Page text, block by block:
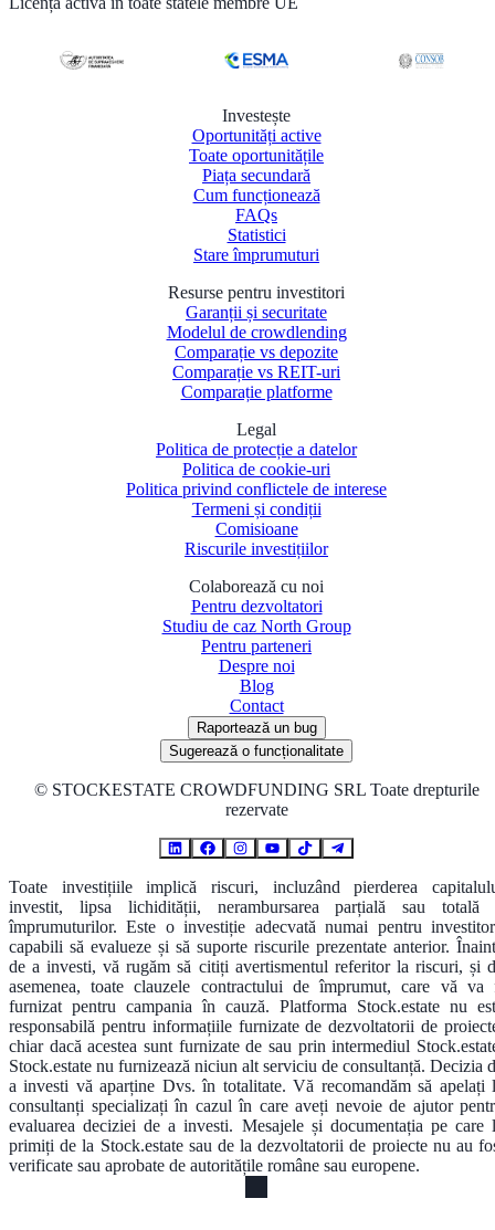
Investește
Oportunități active
Toate oportunitățile
Piața secundară
Cum funcționează
FAQs
Statistici
Stare împrumuturi
Resurse pentru investitori
Garanții și securitate
Modelul de crowdlending
Comparație vs depozite
Comparație vs REIT-uri
Comparație platforme
Legal
Politica de protecție a datelor
Politica de cookie-uri
Politica privind conflictele de interese
Termeni și condiții
Comisioane
Riscurile investițiilor
Colaborează cu noi
Pentru dezvoltatori
Studiu de caz North Group
Pentru parteneri
Despre noi
Blog
Contact
Raportează un bug
Sugerează o funcționalitate
© STOCKESTATE CROWDFUNDING SRL Toate drepturile
rezervate
Toate investițiile implică riscuri, incluzând pierderea
investit, lipsa lichidității, nerambursarea parțială sau totală
împrumuturilor. Este o investiție adecvată numai pentru
capabili să evalueze și să suporte riscurile prezentate anterior.
de a investi, vă rugăm să citiți avertismentul referitor la riscuri, și
asemenea, toate clauzele contractului de împrumut, care vă va
furnizat pentru campania în cauză. Platforma Stock.estate nu
responsabilă pentru informațiile furnizate de dezvoltatorii de
chiar dacă acestea sunt furnizate de sau prin intermediul
Stock.estate nu furnizează niciun alt serviciu de consultanță. Decizia
a investi vă aparține Dvs. în totalitate. Vă recomandăm să apelați
consultanți specializați în cazul în care aveți nevoie de ajutor
evaluarea deciziei de a investi. Mesajele și documentația pe care
primiți de la Stock.estate sau de la dezvoltatorii de proiecte nu au
verificate sau aprobate de autoritățile române sau europene.